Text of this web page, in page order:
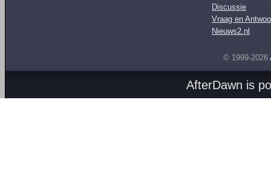
Discussie
Vraag en
Nieuws2.nl
© 1999-2026
AfterDawn is